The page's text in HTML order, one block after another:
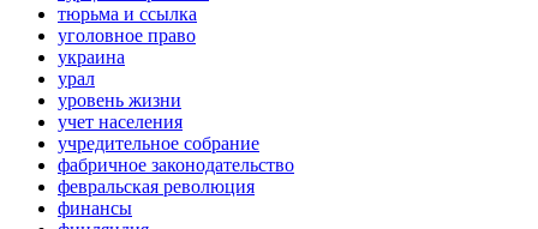
тюрьма и ссылка
уголовное право
украина
урал
уровень жизни
учет населения
учредительное собрание
фабричное законодательство
февральская революция
финансы